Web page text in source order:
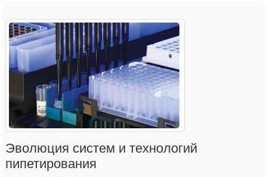
Эволюция систем и технологий
пипетирования